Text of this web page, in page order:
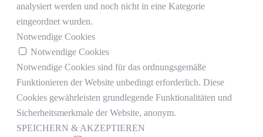
analysiert werden und noch nicht in eine Kategorie
eingeordnet wurden.
Notwendige Cookies
Notwendige Cookies
Notwendige Cookies sind für das ordnungsgemäße
Funktionieren der Website unbedingt erforderlich. Diese
Cookies gewährleisten grundlegende Funktionalitäten und
Sicherheitsmerkmale der Website, anonym.
SPEICHERN & AKZEPTIEREN